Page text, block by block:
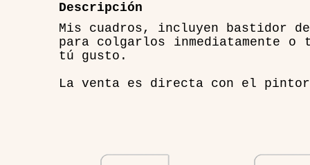
Descripción
Mis cuadros, incluyen bastidor
para colgarlos inmediatamente
tú gusto.
La venta es directa con el pintor